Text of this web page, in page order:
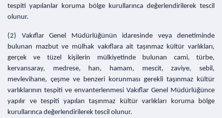
tespiti yapılanlar koruma bölge kurullarınca değerlendirilerek tescil
olunur.
(2) Vakıflar Genel Müdürlüğünün idaresinde veya denetiminde
bulunan mazbut ve mülhak vakıflara ait taşınmaz kültür varlıkları,
gerçek ve tüzel kişilerin mülkiyetinde bulunan cami, türbe,
kervansaray, medrese, han, hamam, mescit, zaviye, sebil,
mevlevihane, çeşme ve benzeri korunması gerekli taşınmaz kültür
varlıklarının tespiti ve envanterlenmesi Vakıflar Genel Müdürlüğünce
yapılır ve tespiti yapılan taşınmaz kültür varlıkları koruma bölge
kurullarınca değerlendirilerek tescil olunur.